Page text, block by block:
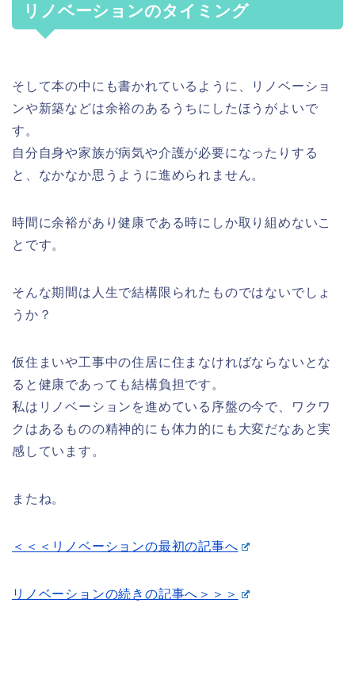
リノベーションのタイミング
そして本の中にも書かれているように、リノベーショ
ンや新築などは余裕のあるうちにしたほうがよいで
す。
自分自身や家族が病気や介護が必要になったりする
と、なかなか思うように進められません。
時間に余裕があり健康である時にしか取り組めないこ
とです。
そんな期間は人生で結構限られたものではないでしょ
うか？
仮住まいや工事中の住居に住まなければならないとな
ると健康であっても結構負担です。
私はリノベーションを進めている序盤の今で、ワクワ
クはあるものの精神的にも体力的にも大変だなあと実
感しています。
またね。
＜＜＜リノベーションの最初の記事へ
リノベーションの続きの記事へ＞＞＞